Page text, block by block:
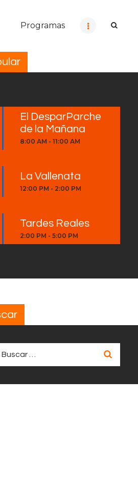
Programas
El DesparParche
de la Mañana
8:00 AM -11:00 AM
La Vallenata
12:00 PM - 2:00 PM
Tardes Reales
2:00 PM -5:00 PM